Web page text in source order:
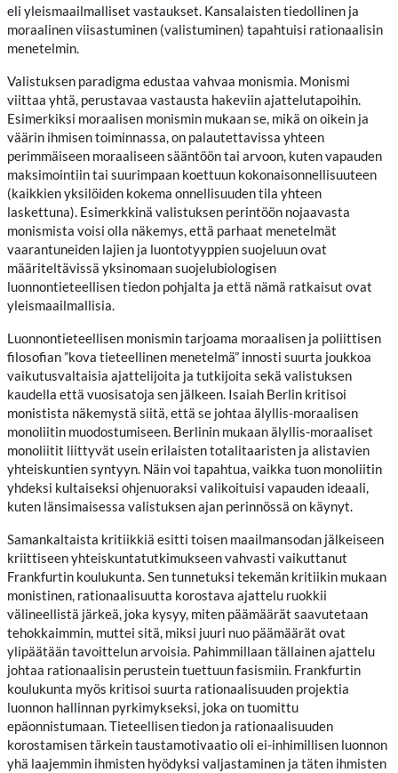
eli yleismaailmalliset vastaukset. Kansalaisten tiedollinen ja
moraalinen viisastuminen (valistuminen) tapahtuisi rationaalisin
menetelmin.
Valistuksen paradigma edustaa vahvaa monismia. Monismi
viittaa yhtä, perustavaa vastausta hakeviin ajattelutapoihin.
Esimerkiksi moraalisen monismin mukaan se, mikä on oikein ja
väärin ihmisen toiminnassa, on palautettavissa yhteen
perimmäiseen moraaliseen sääntöön tai arvoon, kuten vapauden
maksimointiin tai suurimpaan koettuun kokonaisonnellisuuteen
(kaikkien yksilöiden kokema onnellisuuden tila yhteen
laskettuna). Esimerkkinä valistuksen perintöön nojaavasta
monismista voisi olla näkemys, että parhaat menetelmät
vaarantuneiden lajien ja luontotyyppien suojeluun ovat
määriteltävissä yksinomaan suojelubiologisen
luonnontieteellisen tiedon pohjalta ja että nämä ratkaisut ovat
yleismaailmallisia.
Luonnontieteellisen monismin tarjoama moraalisen ja poliittisen
filosofian ”kova tieteellinen menetelmä” innosti suurta joukkoa
vaikutusvaltaisia ajattelijoita ja tutkijoita sekä valistuksen
kaudella että vuosisatoja sen jälkeen. Isaiah Berlin kritisoi
monistista näkemystä siitä, että se johtaa älyllis-moraalisen
monoliitin muodostumiseen. Berlinin mukaan älyllis-moraaliset
monoliitit liittyvät usein erilaisten totalitaaristen ja alistavien
yhteiskuntien syntyyn. Näin voi tapahtua, vaikka tuon monoliitin
yhdeksi kultaiseksi ohjenuoraksi valikoituisi vapauden ideaali,
kuten länsimaisessa valistuksen ajan perinnössä on käynyt.
Samankaltaista kritiikkiä esitti toisen maailmansodan jälkeiseen
kriittiseen yhteiskuntatutkimukseen vahvasti vaikuttanut
Frankfurtin koulukunta. Sen tunnetuksi tekemän kritiikin mukaan
monistinen, rationaalisuutta korostava ajattelu ruokkii
välineellistä järkeä, joka kysyy, miten päämäärät saavutetaan
tehokkaimmin, muttei sitä, miksi juuri nuo päämäärät ovat
ylipäätään tavoittelun arvoisia. Pahimmillaan tällainen ajattelu
johtaa rationaalisin perustein tuettuun fasismiin. Frankfurtin
koulukunta myös kritisoi suurta rationaalisuuden projektia
luonnon hallinnan pyrkimykseksi, joka on tuomittu
epäonnistumaan. Tieteellisen tiedon ja rationaalisuuden
korostamisen tärkein taustamotivaatio oli ei-inhimillisen luonnon
yhä laajemmin ihmisten hyödyksi valjastaminen ja täten ihmisten